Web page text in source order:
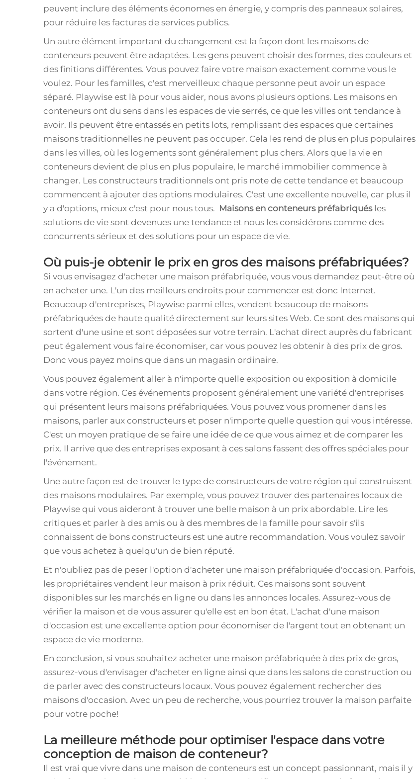
peuvent inclure des éléments économes en énergie, y compris des panneaux solaires,
pour réduire les factures de services publics.
Un autre élément important du changement est la façon dont les maisons de
conteneurs peuvent être adaptées. Les gens peuvent choisir des formes, des couleurs et
des finitions différentes. Vous pouvez faire votre maison exactement comme vous le
voulez. Pour les familles, c'est merveilleux: chaque personne peut avoir un espace
séparé. Playwise est là pour vous aider, nous avons plusieurs options. Les maisons en
conteneurs ont du sens dans les espaces de vie serrés, ce que les villes ont tendance à
avoir. Ils peuvent être entassés en petits lots, remplissant des espaces que certaines
maisons traditionnelles ne peuvent pas occuper. Cela les rend de plus en plus populaires
dans les villes, où les logements sont généralement plus chers. Alors que la vie en
conteneurs devient de plus en plus populaire, le marché immobilier commence à
changer. Les constructeurs traditionnels ont pris note de cette tendance et beaucoup
commencent à ajouter des options modulaires. C'est une excellente nouvelle, car plus il
y a d'options, mieux c'est pour nous tous. Maisons en conteneurs préfabriqués les
solutions de vie sont devenues une tendance et nous les considérons comme des
concurrents sérieux et des solutions pour un espace de vie.
Où puis-je obtenir le prix en gros des maisons préfabriquées?
Si vous envisagez d'acheter une maison préfabriquée, vous vous demandez peut-être où
en acheter une. L'un des meilleurs endroits pour commencer est donc Internet.
Beaucoup d'entreprises, Playwise parmi elles, vendent beaucoup de maisons
préfabriquées de haute qualité directement sur leurs sites Web. Ce sont des maisons qui
sortent d'une usine et sont déposées sur votre terrain. L'achat direct auprès du fabricant
peut également vous faire économiser, car vous pouvez les obtenir à des prix de gros.
Donc vous payez moins que dans un magasin ordinaire.
Vous pouvez également aller à n'importe quelle exposition ou exposition à domicile
dans votre région. Ces événements proposent généralement une variété d'entreprises
qui présentent leurs maisons préfabriquées. Vous pouvez vous promener dans les
maisons, parler aux constructeurs et poser n'importe quelle question qui vous intéresse.
C'est un moyen pratique de se faire une idée de ce que vous aimez et de comparer les
prix. Il arrive que des entreprises exposant à ces salons fassent des offres spéciales pour
l'événement.
Une autre façon est de trouver le type de constructeurs de votre région qui construisent
des maisons modulaires. Par exemple, vous pouvez trouver des partenaires locaux de
Playwise qui vous aideront à trouver une belle maison à un prix abordable. Lire les
critiques et parler à des amis ou à des membres de la famille pour savoir s'ils
connaissent de bons constructeurs est une autre recommandation. Vous voulez savoir
que vous achetez à quelqu'un de bien réputé.
Et n'oubliez pas de peser l'option d'acheter une maison préfabriquée d'occasion. Parfois,
les propriétaires vendent leur maison à prix réduit. Ces maisons sont souvent
disponibles sur les marchés en ligne ou dans les annonces locales. Assurez-vous de
vérifier la maison et de vous assurer qu'elle est en bon état. L'achat d'une maison
d'occasion est une excellente option pour économiser de l'argent tout en obtenant un
espace de vie moderne.
En conclusion, si vous souhaitez acheter une maison préfabriquée à des prix de gros,
assurez-vous d'envisager d'acheter en ligne ainsi que dans les salons de construction ou
de parler avec des constructeurs locaux. Vous pouvez également rechercher des
maisons d'occasion. Avec un peu de recherche, vous pourriez trouver la maison parfaite
pour votre poche!
La meilleure méthode pour optimiser l'espace dans votre
conception de maison de conteneur?
Il est vrai que vivre dans une maison de conteneurs est un concept passionnant, mais il y